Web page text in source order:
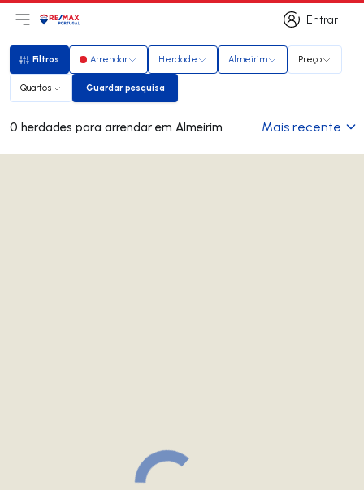
Entrar
Entrar
Abri menu principal
LogoIr para página inicial
Filtros
Filtros Arrendar Herdade Almeirim Preço
Quartos Guardar pesquisa
Guardar pesquisa
0 herdades para arrendar em Almeirim Mais recente